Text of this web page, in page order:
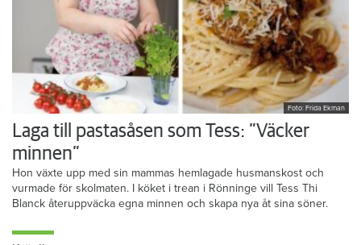
Foto: Frida Ekman
Laga till pastasåsen som Tess: ”Väcker
minnen”
Hon växte upp med sin mammas hemlagade husmanskost och
vurmade för skolmaten. I köket i trean i Rönninge vill Tess Thi
Blanck återuppväcka egna minnen och skapa nya åt sina söner.